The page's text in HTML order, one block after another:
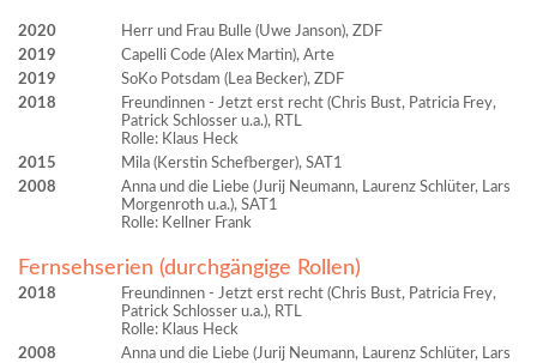
2020
Herr und Frau Bulle (Uwe Janson), ZDF
2019
Capelli Code (Alex Martin), Arte
2019
SoKo Potsdam (Lea Becker), ZDF
2018
Freundinnen - Jetzt erst recht (Chris Bust, Patricia Frey,
Patrick Schlosser u.a.), RTL
Rolle: Klaus Heck
2015
Mila (Kerstin Schefberger), SAT1
2008
Anna und die Liebe (Jurij Neumann, Laurenz Schlüter, Lars
Morgenroth u.a.), SAT1
Rolle: Kellner Frank
Fernsehserien (durchgängige Rollen)
2018
Freundinnen - Jetzt erst recht (Chris Bust, Patricia Frey,
Patrick Schlosser u.a.), RTL
Rolle: Klaus Heck
2008
Anna und die Liebe (Jurij Neumann, Laurenz Schlüter, Lars